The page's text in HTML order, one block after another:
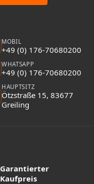
MOBIL
+49 (0) 176-70680200
WHATSAPP
+49 (0) 176-70680200
HAUPTSITZ
Ötzstraße 15, 83677
Greiling
Garantierter
Kaufpreis